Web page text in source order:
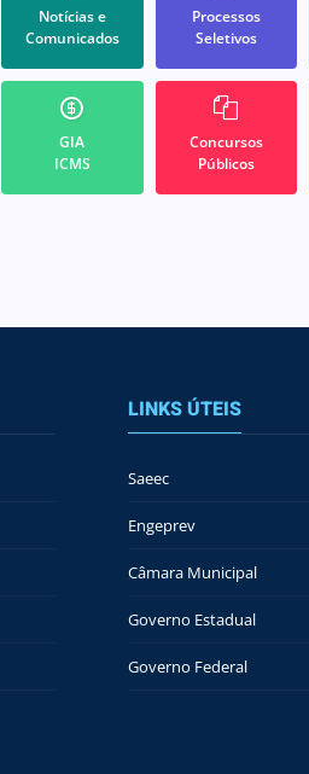
Notícias e
Comunicados
Processos
Seletivos
GIA
ICMS
Concursos
Públicos
LINKS ÚTEIS
Saeec
Engeprev
Câmara Municipal
Governo Estadual
Governo Federal